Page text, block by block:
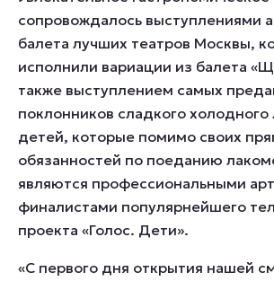
сопровождалось выступлениями
балета лучших театров Москвы,
исполнили вариации из балета
также выступлением самых
поклонников сладкого холодного
детей, которые помимо своих
обязанностей по поеданию
являются профессиональными
финалистами популярнейшего
проекта «Голос. Дети».
«С первого дня открытия нашей